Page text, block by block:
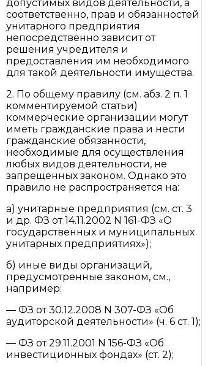
допустимых видов деятельности, а
соответственно, прав и обязанностей
унитарного предприятия
непосредственно зависит от
решения учредителя и
предоставления им необходимого
для такой деятельности имущества.
2. По общему правилу (см. абз. 2 п. 1
комментируемой статьи)
коммерческие организации могут
иметь гражданские права и нести
гражданские обязанности,
необходимые для осуществления
любых видов деятельности, не
запрещенных законом. Однако это
правило не распространяется на:
а) унитарные предприятия (см. ст. 3
и др. ФЗ от 14.11.2002 N 161-ФЗ «О
государственных и муниципальных
унитарных предприятиях»);
б) иные виды организаций,
предусмотренные законом, см.,
например:
— ФЗ от 30.12.2008 N 307-ФЗ «Об
аудиторской деятельности» (ч. 6 ст. 1);
— ФЗ от 29.11.2001 N 156-ФЗ «Об
инвестиционных фондах» (ст. 2);